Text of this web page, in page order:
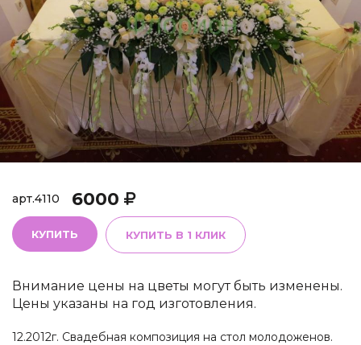
арт.4110 6000
КУПИТЬ КУПИТЬ В 1 КЛИК
Внимание цены на цветы могут быть изменены.
Цены указаны на год изготовления.
12.2012г. Свадебная композиция на стол молодоженов.